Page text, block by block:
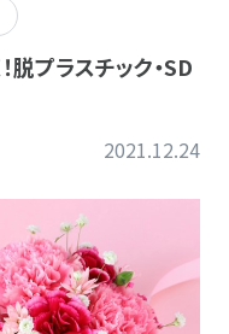
プラスチック・SD
2021.12.24